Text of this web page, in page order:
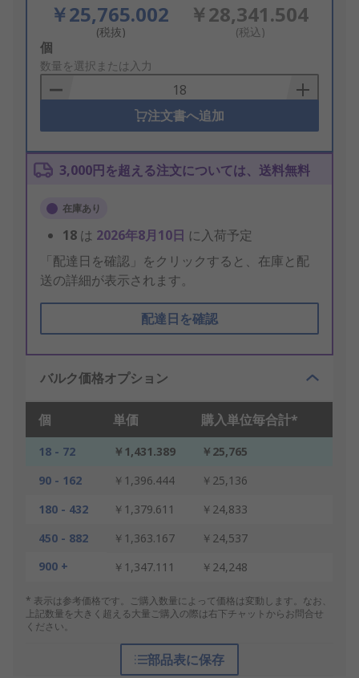
￥25,765.002
(税抜)
￥28,341.504
(税込)
Add
to
Basket
個
数量を選択または入力
注文書へ追加
3,000円を超える注文については、送料無料
在庫あり
18 は 2026年8月10日 に入荷予定
「配達日を確認」をクリックすると、在庫と配
送の詳細が表示されます。
配達日を確認
バルク価格オプション
個 単価 購入単位毎合計*
18 - 72 ￥1,431.389
￥25,765
90 - 162
￥1,396.444
￥25,136
180 - 432
￥1,379.611
￥24,833
450 - 882
￥1,363.167
￥24,537
900 +
￥1,347.111 ￥24,248
* 表示は参考価格です。ご購入数量によって価格は変動します。なお、
上記数量を大きく超える大量ご購入の際は右下チャットからお問合せ
ください。
部品表に保存